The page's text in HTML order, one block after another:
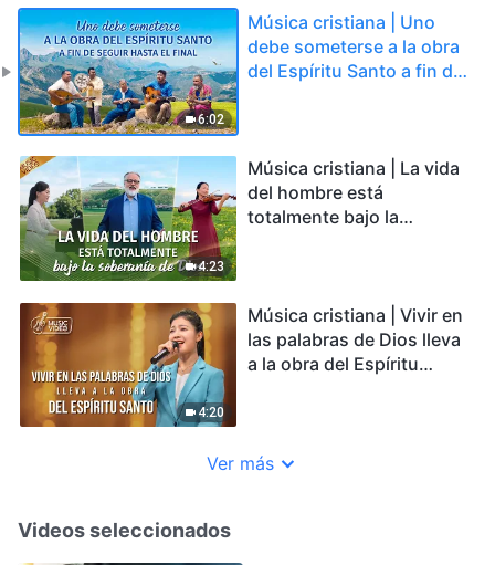
6:02
Música cristiana | Uno
debe someterse a la obra
del Espíritu Santo a fin de
4:23
Música cristiana | La vida
del hombre está
totalmente bajo la
4:20
Música cristiana | Vivir en
las palabras de Dios lleva
a la obra del Espíritu
Ver más
Videos seleccionados